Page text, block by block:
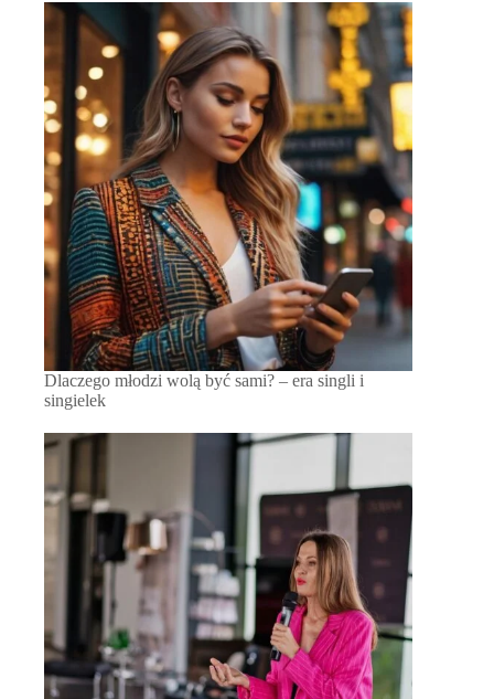
Dlaczego młodzi wolą być sami? – era singli i
singielek